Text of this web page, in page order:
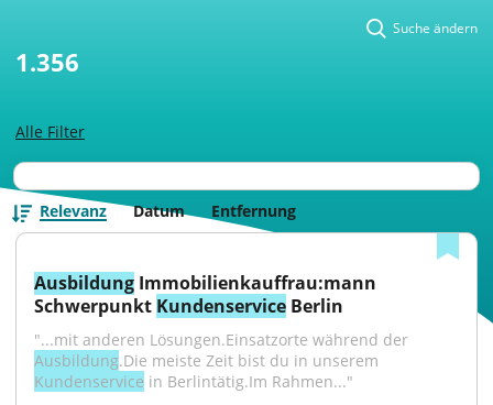
Alle Filter
Suche ändern
1.356
Relevanz Datum Entfernung
Ausbildung Immobilienkauffrau:mann
Schwerpunkt Kundenservice Berlin
Ausbildung
Kundenservice in Berlintätig.Im Rahmen..."